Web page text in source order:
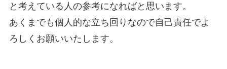
と考えている人の参考になればと思います。
あくまでも個人的な立ち回りなので自己責任でよ
ろしくお願いいたします。